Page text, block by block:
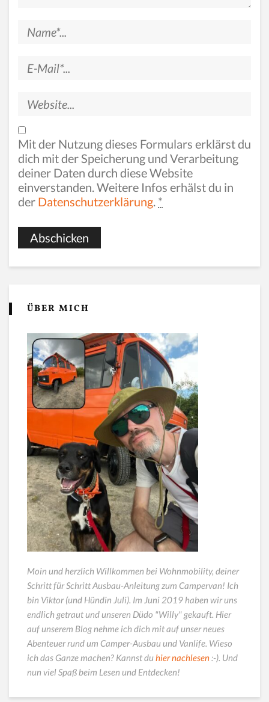
Mit der Nutzung dieses Formulars erklärst du
dich mit der Speicherung und Verarbeitung
deiner Daten durch diese Website
einverstanden. Weitere Infos erhälst du in
der Datenschutzerklärung. *
ÜBER MICH
Moin und herzlich Willkommen bei Wohnmobility, deiner
Schritt für Schritt Ausbau-Anleitung zum Campervan! Ich
bin Viktor (und Hündin Juli). Im Juni 2019 haben wir uns
endlich getraut und unseren Düdo "Willy" gekauft. Hier
auf unserem Blog nehme ich dich mit auf unser neues
Abenteuer rund um Camper-Ausbau und Vanlife. Wieso
ich das Ganze machen? Kannst du hier nachlesen:-). Und
nun viel Spaß beim Lesen und Entdecken!